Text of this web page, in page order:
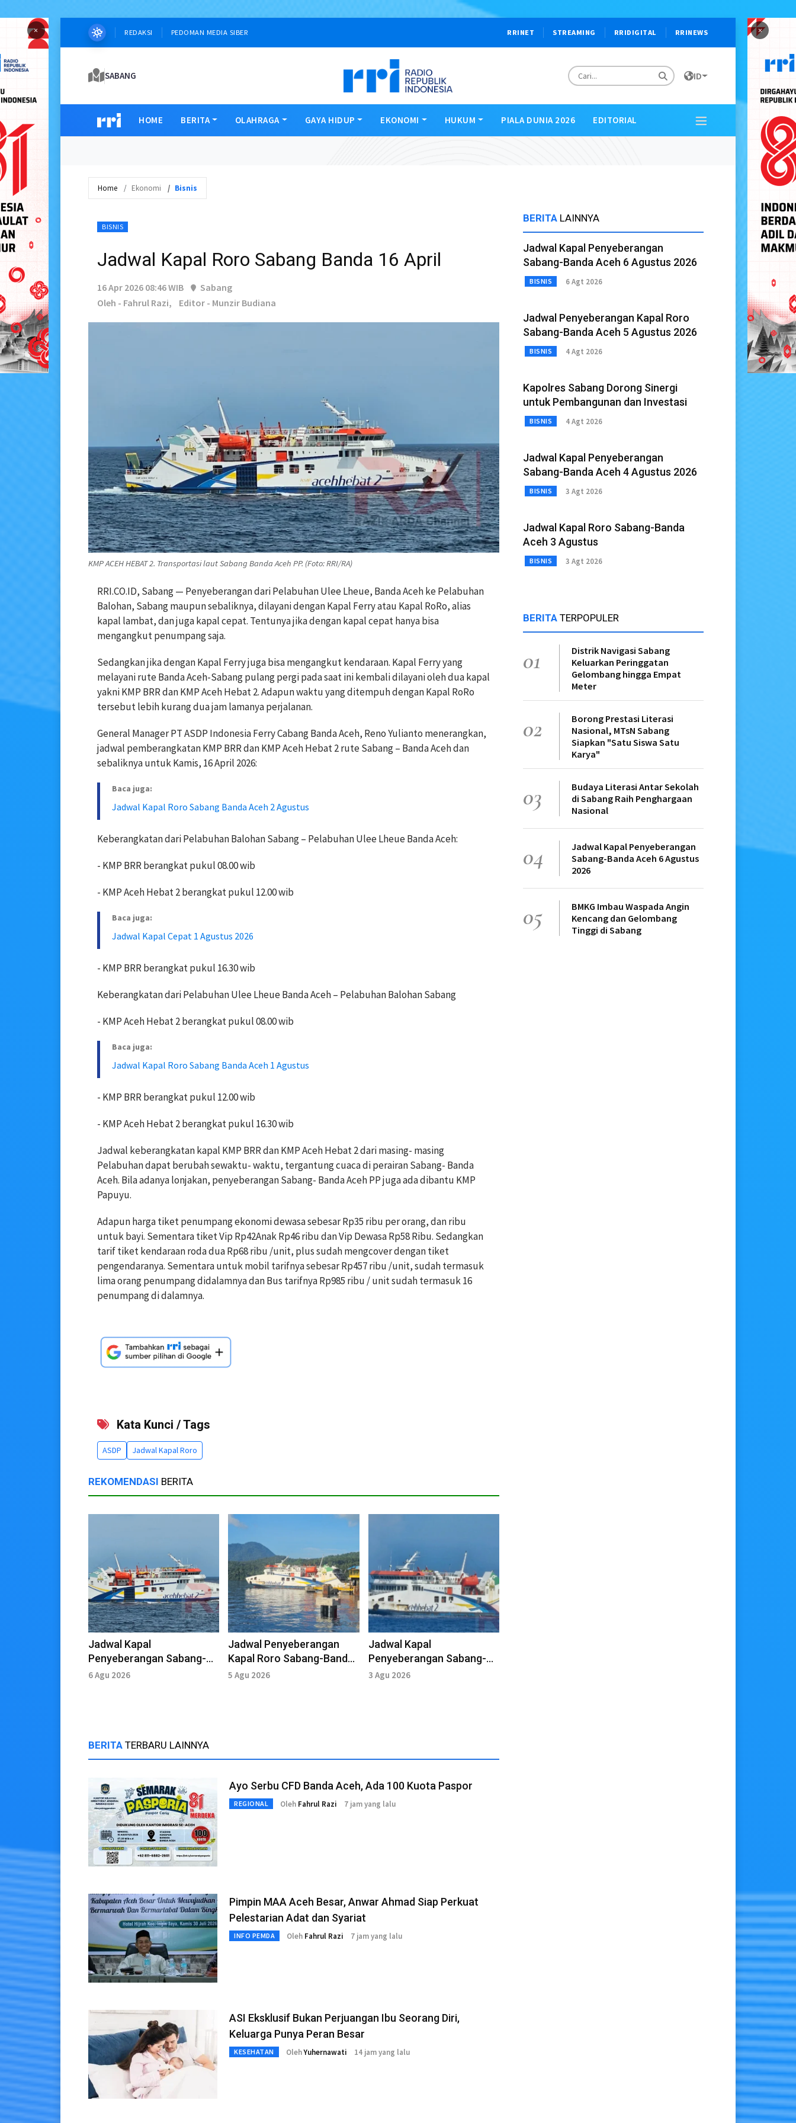
× ×
REDAKSI PEDOMAN MEDIA SIBER RRINET STREAMING RRIDIGITAL RRINEWS
SABANG ID
HOME BERITA OLAHRAGA GAYA HIDUP EKONOMI HUKUM PIALA DUNIA 2026 EDITORIAL
Home Ekonomi Bisnis
BISNIS
Jadwal Kapal Roro Sabang Banda 16 April
16 Apr 2026 08:46 WIB
Sabang
Oleh - Fahrul Razi,
Editor - Munzir Budiana
KMP ACEH HEBAT 2. Transportasi laut Sabang Banda Aceh PP. (Foto: RRI/RA)
RRI.CO.ID, Sabang — Penyeberangan dari Pelabuhan Ulee Lheue, Banda Aceh ke Pelabuhan
Balohan, Sabang maupun sebaliknya, dilayani dengan Kapal Ferry atau Kapal RoRo, alias
kapal lambat, dan juga kapal cepat. Tentunya jika dengan kapal cepat hanya bisa
mengangkut penumpang saja.
Sedangkan jika dengan Kapal Ferry juga bisa mengangkut kendaraan. Kapal Ferry yang
melayani rute Banda Aceh-Sabang pulang pergi pada saat ini kembali dilayani oleh dua kapal
yakni KMP BRR dan KMP Aceh Hebat 2. Adapun waktu yang ditempuh dengan Kapal RoRo
tersebut lebih kurang dua jam lamanya perjalanan.
General Manager PT ASDP Indonesia Ferry Cabang Banda Aceh, Reno Yulianto menerangkan,
jadwal pemberangkatan KMP BRR dan KMP Aceh Hebat 2 rute Sabang – Banda Aceh dan
sebaliknya untuk Kamis, 16 April 2026:
Baca juga:
Jadwal Kapal Roro Sabang Banda Aceh 2 Agustus
Keberangkatan dari Pelabuhan Balohan Sabang – Pelabuhan Ulee Lheue Banda Aceh:
- KMP BRR berangkat pukul 08.00 wib
- KMP Aceh Hebat 2 berangkat pukul 12.00 wib
Baca juga:
Jadwal Kapal Cepat 1 Agustus 2026
- KMP BRR berangkat pukul 16.30 wib
Keberangkatan dari Pelabuhan Ulee Lheue Banda Aceh – Pelabuhan Balohan Sabang
- KMP Aceh Hebat 2 berangkat pukul 08.00 wib
Baca juga:
Jadwal Kapal Roro Sabang Banda Aceh 1 Agustus
- KMP BRR berangkat pukul 12.00 wib
- KMP Aceh Hebat 2 berangkat pukul 16.30 wib
Jadwal keberangkatan kapal KMP BRR dan KMP Aceh Hebat 2 dari masing- masing
Pelabuhan dapat berubah sewaktu- waktu, tergantung cuaca di perairan Sabang- Banda
Aceh. Bila adanya lonjakan, penyeberangan Sabang- Banda Aceh PP juga ada dibantu KMP
Papuyu.
Adapun harga tiket penumpang ekonomi dewasa sebesar Rp35 ribu per orang, dan ribu
untuk bayi. Sementara tiket Vip Rp42Anak Rp46 ribu dan Vip Dewasa Rp58 Ribu. Sedangkan
tarif tiket kendaraan roda dua Rp68 ribu /unit, plus sudah mengcover dengan tiket
pengendaranya. Sementara untuk mobil tarifnya sebesar Rp457 ribu /unit, sudah termasuk
lima orang penumpang didalamnya dan Bus tarifnya Rp985 ribu / unit sudah termasuk 16
penumpang di dalamnya.
Kata Kunci / Tags
ASDP Jadwal Kapal Roro
REKOMENDASI BERITA
Jadwal Kapal
Penyeberangan Sabang-
Banda Aceh 6 Agustus
6 Agu 2026
Jadwal Penyeberangan
Kapal Roro Sabang-Banda
Aceh 5 Agustus 2026
5 Agu 2026
Jadwal Kapal
Penyeberangan Sabang-
Banda Aceh 4 Agustus
3 Agu 2026
BERITA TERBARU LAINNYA
Ayo Serbu CFD Banda Aceh, Ada 100 Kuota Paspor
REGIONAL Oleh Fahrul Razi 7 jam yang lalu
Pimpin MAA Aceh Besar, Anwar Ahmad Siap Perkuat
Pelestarian Adat dan Syariat
INFO PEMDA Oleh Fahrul Razi 7 jam yang lalu
ASI Eksklusif Bukan Perjuangan Ibu Seorang Diri,
Keluarga Punya Peran Besar
KESEHATAN OlehYuhernawati 14 jam yang lalu
BERITA LAINNYA
Jadwal Kapal Penyeberangan
Sabang-Banda Aceh 6 Agustus 2026
BISNIS 6 Agt 2026
Jadwal Penyeberangan Kapal Roro
Sabang-Banda Aceh 5 Agustus 2026
BISNIS 4 Agt 2026
Kapolres Sabang Dorong Sinergi
untuk Pembangunan dan Investasi
BISNIS 4 Agt 2026
Jadwal Kapal Penyeberangan
Sabang-Banda Aceh 4 Agustus 2026
BISNIS 3 Agt 2026
Jadwal Kapal Roro Sabang-Banda
Aceh 3 Agustus
BISNIS 3 Agt 2026
BERITA TERPOPULER
01
Distrik Navigasi Sabang
Keluarkan Peringgatan
Gelombang hingga Empat
Meter
02
Borong Prestasi Literasi
Nasional, MTsN Sabang
Siapkan "Satu Siswa Satu
Karya"
03
Budaya Literasi Antar Sekolah
di Sabang Raih Penghargaan
Nasional
04
Jadwal Kapal Penyeberangan
Sabang-Banda Aceh 6 Agustus
2026
05
BMKG Imbau Waspada Angin
Kencang dan Gelombang
Tinggi di Sabang